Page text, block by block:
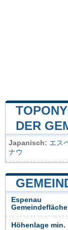
DER
Japanisch: エス
ナウ
Espenau
Gemeindefläche
Höhenlage min.